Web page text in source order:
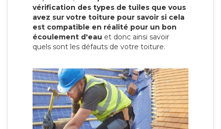
vérification des types de tuiles que vous
avez sur votre toiture pour savoir si cela
est compatible en réalité pour un bon
écoulement d'eau et donc ainsi savoir
quels sont les défauts de votre toiture.